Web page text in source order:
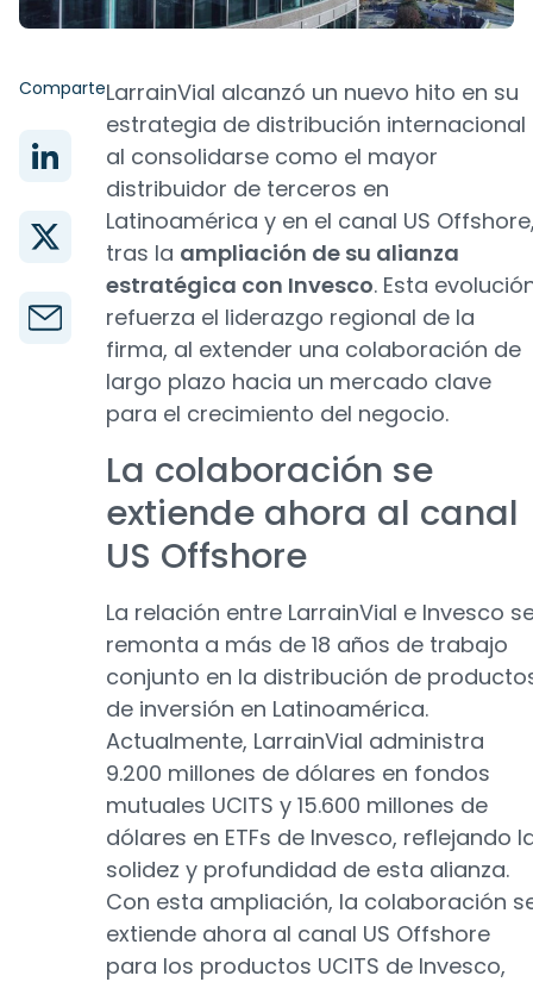
ComparteLarrainVial alcanzó un nuevo hito en su
estrategia de distribución internacional
al consolidarse como el mayor
distribuidor de terceros en
Latinoamérica y en el canal US
tras la ampliación de su alianza
estratégica con Invesco. Esta
refuerza el liderazgo regional de la
firma, al extender una colaboración de
largo plazo hacia un mercado clave
para el crecimiento del negocio.
La colaboración se
extiende ahora al canal
US Offshore
La relación entre LarrainVial e Invesco
remonta a más de 18 años de trabajo
conjunto en la distribución de
de inversión en Latinoamérica.
Actualmente, LarrainVial administra
9.200 millones de dólares en fondos
mutuales UCITS y 15.600 millones de
dólares en ETFs de Invesco, reflejando
solidez y profundidad de esta alianza.
Con esta ampliación, la colaboración
extiende ahora al canal US Offshore
para los productos UCITS de Invesco,